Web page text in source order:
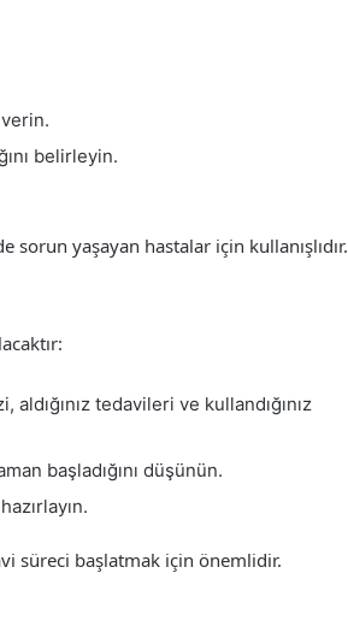
belirleyin.
yaşayan hastalar için kullanışlıdır.
tedavileri ve kullandığınız
başladığını düşünün.
süreci başlatmak için önemlidir.